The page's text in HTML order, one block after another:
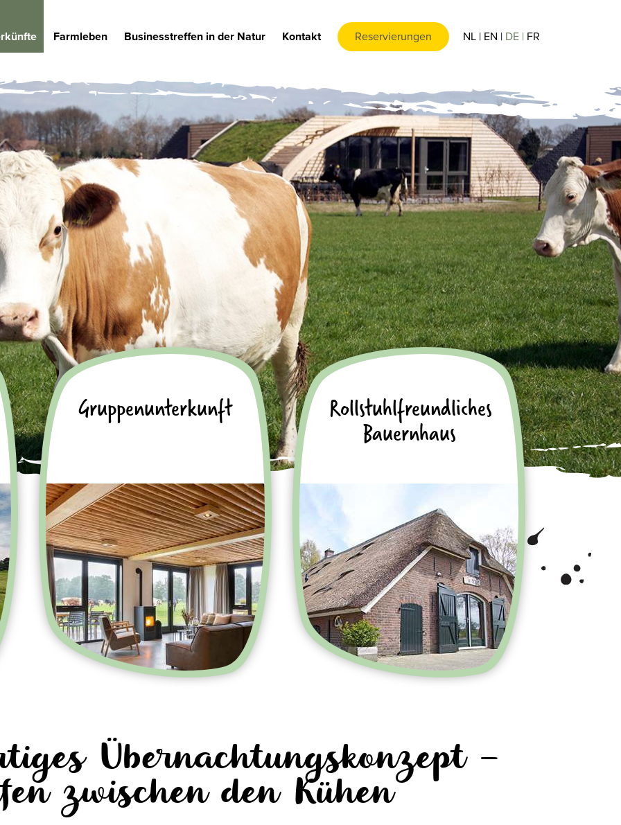
NL EN DE FR
Farmleben Businesstreffen in der Natur Kontakt Reservierungen
Gruppenunterkunft
Gruppen von bis zu 40 Personen
Gruppenunterkünfte
anzeigen
Rollstuhlfreundliches
Bauernhaus
Schaue Dir unser
Bauernhaus an
Übernachtungskonzept –
zwischen den Kühen